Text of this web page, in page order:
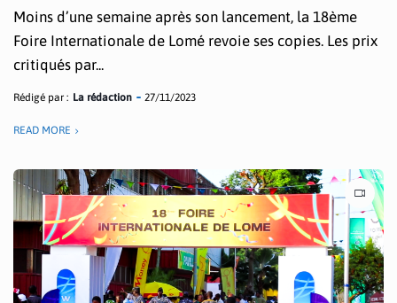
Moins d’une semaine après son lancement, la 18ème
Foire Internationale de Lomé revoie ses copies. Les prix
critiqués par...
Rédigé par : La rédaction 27/11/2023
READ MORE